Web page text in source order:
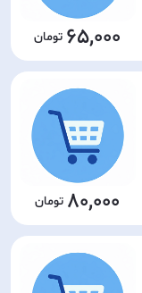
65,000
80,000